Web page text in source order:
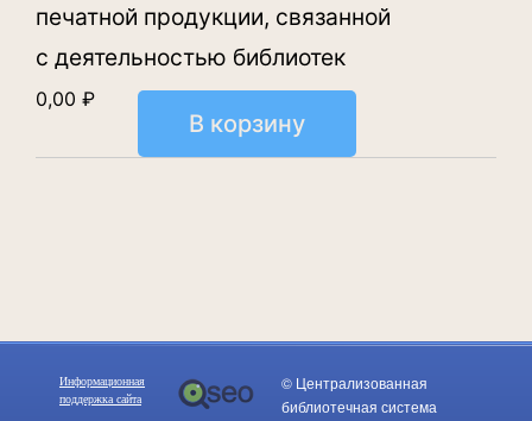
печатной продукции, связанной
с деятельностью библиотек
0,00₽
В корзину
Информационная
поддержка сайта
© Централизованная
библиотечная система